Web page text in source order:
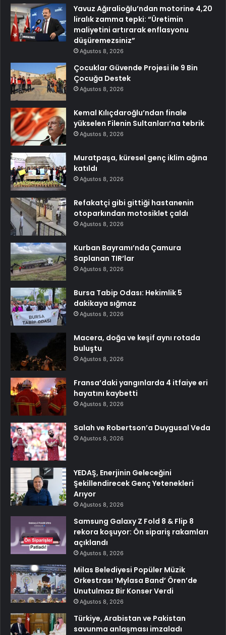
Yavuz Ağıralioğlu’ndan motorine 4,20
liralık zamma tepki: “Üretimin
maliyetini artırarak enflasyonu
düşüremezsiniz”
Ağustos 8, 2026
Çocuklar Güvende Projesi ile 9 Bin
Çocuğa Destek
Ağustos 8, 2026
Kemal Kılıçdaroğlu’ndan finale
yükselen Filenin Sultanları’na tebrik
Ağustos 8, 2026
Muratpaşa, küresel genç iklim ağına
katıldı
Ağustos 8, 2026
Refakatçi gibi gittiği hastanenin
otoparkından motosiklet çaldı
Ağustos 8, 2026
Kurban Bayramı’nda Çamura
Saplanan TIR’lar
Ağustos 8, 2026
Bursa Tabip Odası: Hekimlik 5
dakikaya sığmaz
Ağustos 8, 2026
Macera, doğa ve keşif aynı rotada
buluştu
Ağustos 8, 2026
Fransa’daki yangınlarda 4 itfaiye eri
hayatını kaybetti
Ağustos 8, 2026
Salah ve Robertson’a Duygusal Veda
Ağustos 8, 2026
YEDAŞ, Enerjinin Geleceğini
Şekillendirecek Genç Yetenekleri
Arıyor
Ağustos 8, 2026
Samsung Galaxy Z Fold 8 & Flip 8
rekora koşuyor: Ön sipariş rakamları
açıklandı
Ağustos 8, 2026
Milas Belediyesi Popüler Müzik
Orkestrası ‘Mylasa Band’ Ören’de
Unutulmaz Bir Konser Verdi
Ağustos 8, 2026
Türkiye, Arabistan ve Pakistan
savunma anlaşması imzaladı